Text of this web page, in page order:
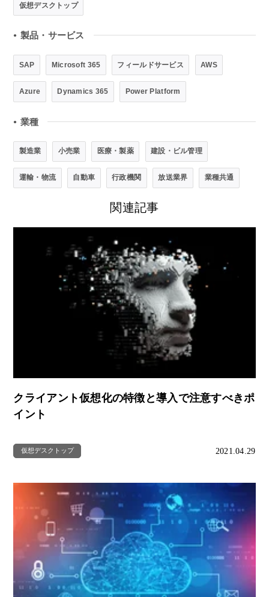
仮想デスクトップ
● 製品・サービス
SAP Microsoft 365 フィールドサービス AWS
Azure Dynamics 365 Power Platform
● 業種
製造業 小売業 医療・製薬 建設・ビル管理
運輸・物流 自動車 行政機関 放送業界 業種共通
関連記事
クライアント仮想化の特徴と導入で注意すべきポ
イント
仮想デスクトップ 2021.04.29